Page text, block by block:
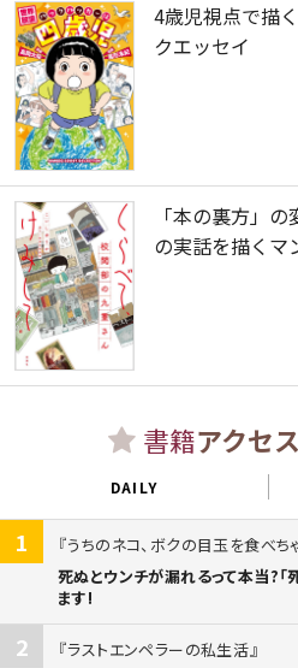
4歳児視点で描
クエッセイ
「本の裏方」
の実話を描くマ
書籍アクセ
DAILY
1
うちのネコ、ボクの目玉を食べち
死ぬとウンチが漏れるって本当?
ます!
2
ラストエンペラーの私生活